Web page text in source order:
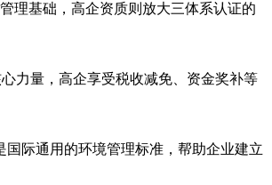
理基础，高企资质则放大三体系认证的
力量，高企享受税收减免、资金奖补等
际通用的环境管理标准，帮助企业建立